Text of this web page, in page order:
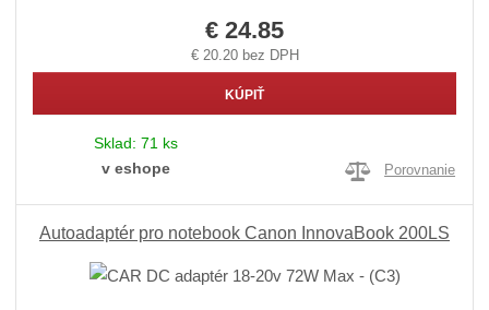
€ 24.85
€ 20.20 bez DPH
KÚPIŤ
Sklad: 71 ks
v eshope
Porovnanie
Autoadaptér pro notebook Canon InnovaBook 200LS